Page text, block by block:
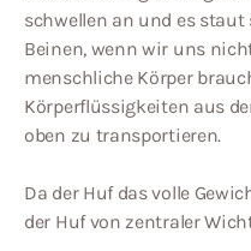
schwellen an und es
Beinen, wenn wir uns
menschliche Körper
Körperflüssigkeiten aus
oben zu transportieren.
Da der Huf das volle
der Huf von zentraler